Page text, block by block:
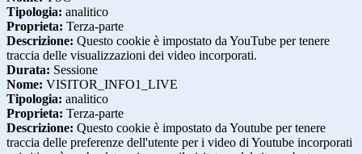
Tipologia: analitico
Proprieta: Terza-parte
Descrizione: Questo cookie è impostato da YouTube per tenere
traccia delle visualizzazioni dei video incorporati.
Durata: Sessione
Nome: VISITOR_INFO1_LIVE
Tipologia: analitico
Proprieta: Terza-parte
Descrizione: Questo cookie è impostato da Youtube per tenere
traccia delle preferenze dell'utente per i video di Youtube incorporati